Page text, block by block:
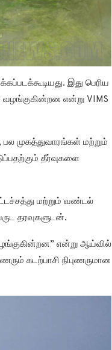
இது பெரிய
வழங்குகின்றன என்று VIMS
பல முகத்துவாரங்கள் மற்றும்
தீர்வுகளை
மற்றும் வண்டல்
தரவுகளுடன்.
என்று ஆய்வில்
கடற்பாசி நிபுணருமான